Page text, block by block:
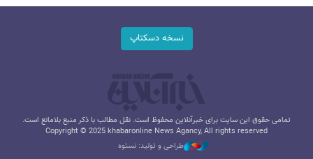
نسخه دسکتاپ
تمامی حقوق این سایت برای خبرآنلاین محفوظ است. نقل مطالب با ذکر منبع بلامانع است.
Copyright © 2025 khabaronline News Agancy, All rights reserved
طراحی و تولید: نستوه